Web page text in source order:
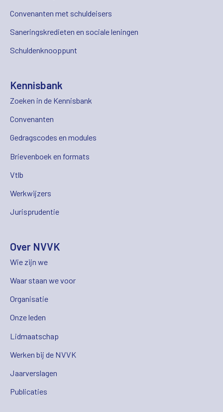
Convenanten met schuldeisers
Saneringskredieten en sociale leningen
Schuldenknooppunt
Kennisbank
Zoeken in de Kennisbank
Convenanten
Gedragscodes en modules
Brievenboek en formats
Vtlb
Werkwijzers
Jurisprudentie
Over NVVK
Wie zijn we
Waar staan we voor
Organisatie
Onze leden
Lidmaatschap
Werken bij de NVVK
Jaarverslagen
Publicaties